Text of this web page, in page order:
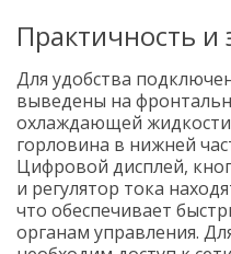
Практичность и
Для удобства
выведены на
охлаждающей
горловина в нижней
Цифровой дисплей,
и регулятор тока
что обеспечивает
органам управления.